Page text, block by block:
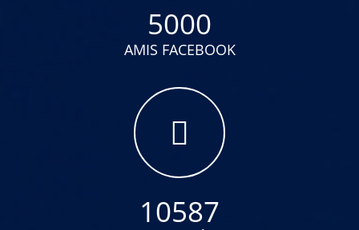
5000
AMIS FACEBOOK
10587